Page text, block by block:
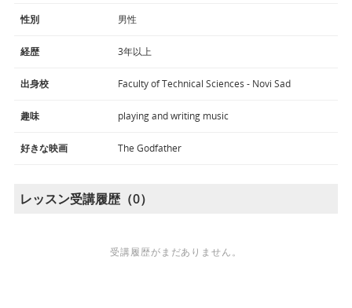
性別 男性
経歴 3年以上
出身校 Faculty of Technical Sciences - Novi Sad
趣味 playing and writing music
好きな映画 The Godfather
レッスン受講履歴（0）
受講履歴がまだありません。